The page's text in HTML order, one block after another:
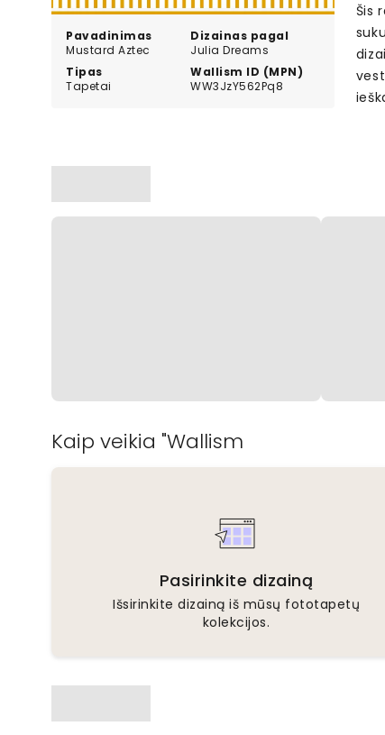
Pavadinimas
Mustard Aztec
Dizainas pagal
Julia Dreams
Tipas
Tapetai
Wallism ID (MPN)
WW3JzY562Pq8
Šis
Kaip veikia "Wallism
Pasirinkite dizainą
Išsirinkite dizainą iš mūsų fototapetų
kolekcijos.